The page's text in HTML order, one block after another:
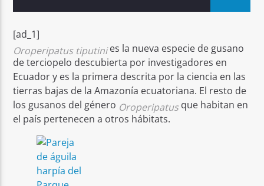
[ad_1]
Oroperipatus tiputinies la nueva especie de gusano
de terciopelo descubierta por investigadores en
Ecuador y es la primera descrita por la ciencia en las
tierras bajas de la Amazonía ecuatoriana. El resto de
los gusanos del género Oroperipatusque habitan en
el país pertenecen a otros hábitats.